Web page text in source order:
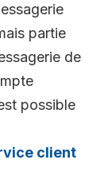
partie
de
possible
client